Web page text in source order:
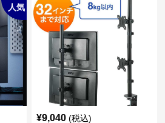
人気
¥9,040 (税込)